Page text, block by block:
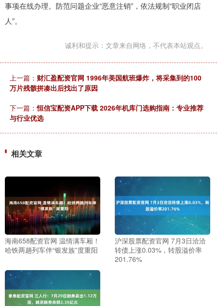
事项在线办理。防范问题企业“恶意注销”，依法规制“职业闭店
人”。
诚利和提示：文章来自网络，不代表本站观点。
上一篇： 财汇盈配资官网 1996年美国航班爆炸，将采集到的100
万片残骸拼凑出后找出了原因
下一篇：恒信宝配资APP下载 2026年机库门选购指南：专业推荐
与行业优选
相关文章
海南658配资官网 温情满车厢！
哈铁两趟列车伴“银发族”度重阳
沪深股票配资官网 7月3日洽洽
转债上涨0.03%，转股溢价率
201.76%